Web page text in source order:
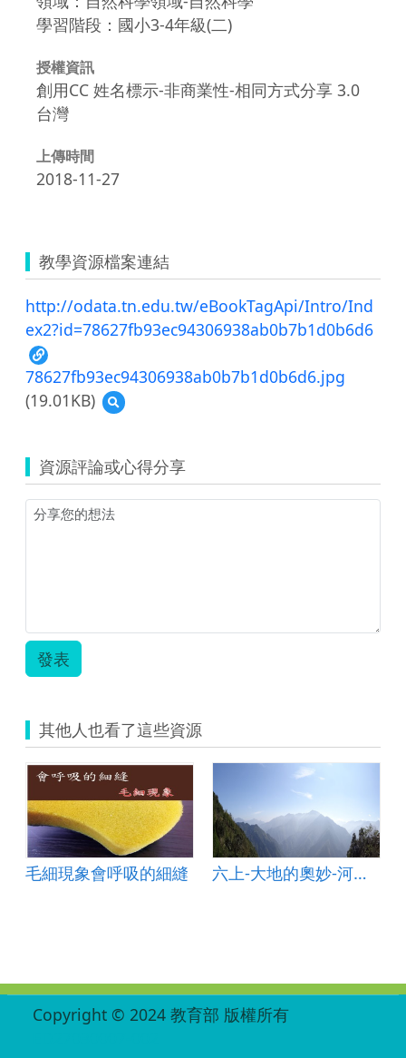
學習階段：國小3-4年級(二)
授權資訊
創用CC 姓名標示-非商業性-相同方式分享 3.0
台灣
上傳時間
2018-11-27
教學資源檔案連結
http://odata.tn.edu.tw/eBookTagApi/Intro/Ind
ex2?id=78627fb93ec94306938ab0b7b1d0b6d6
78627fb93ec94306938ab0b7b1d0b6d6.jpg
(19.01KB)
預
覽
資源評論或心得分享
發表
其他人也看了這些資源
毛細現象會呼吸的細縫 六上-大地的奧妙-河流地形
Copyright © 2024 教育部 版權所有